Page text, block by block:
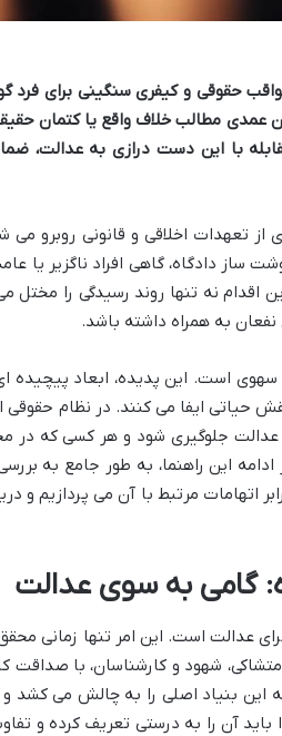
حقوقی و کیفری سنگینی برای فرد
عمدی مطالب خلاف واقع یا کتمان
با این دست درازی به عدالت،
تعهدات اخلاقی و قانونی روبرو می
دادگاه، گاهی افراد ناگزیر یا
اقدام نه تنها روند رسیدگی را مختل
به همراه داشته باشد.
سهوی است. این پدیده، ابعاد پیچیده
ایفا می کنند. در نظام حقوقی
عدالت جلوگیری شود و هر کسی که در
این راهنما، به طور جامع به
اتهامات مرتبط با آن می پردازیم و
گامی به سوی عدالت
عدالت است. این امر تنها زمانی
متشاکی، شهود و کارشناسان، با صداقت
این بنیاد اصلی را به چالش می کشد و
آن را به درستی تعریف کرده و